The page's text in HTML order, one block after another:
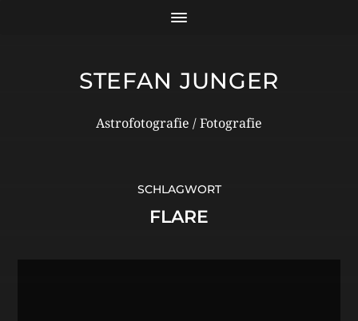
STEFAN JUNGER
Astrofotografie / Fotografie
SCHLAGWORT
FLARE